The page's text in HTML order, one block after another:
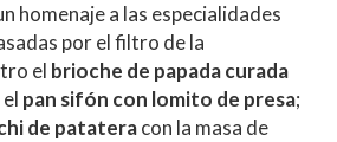
homenaje a las especialidades
por el filtro de la
el brioche de papada curada
pan sifón con lomito de presa;
de patateracon la masa de